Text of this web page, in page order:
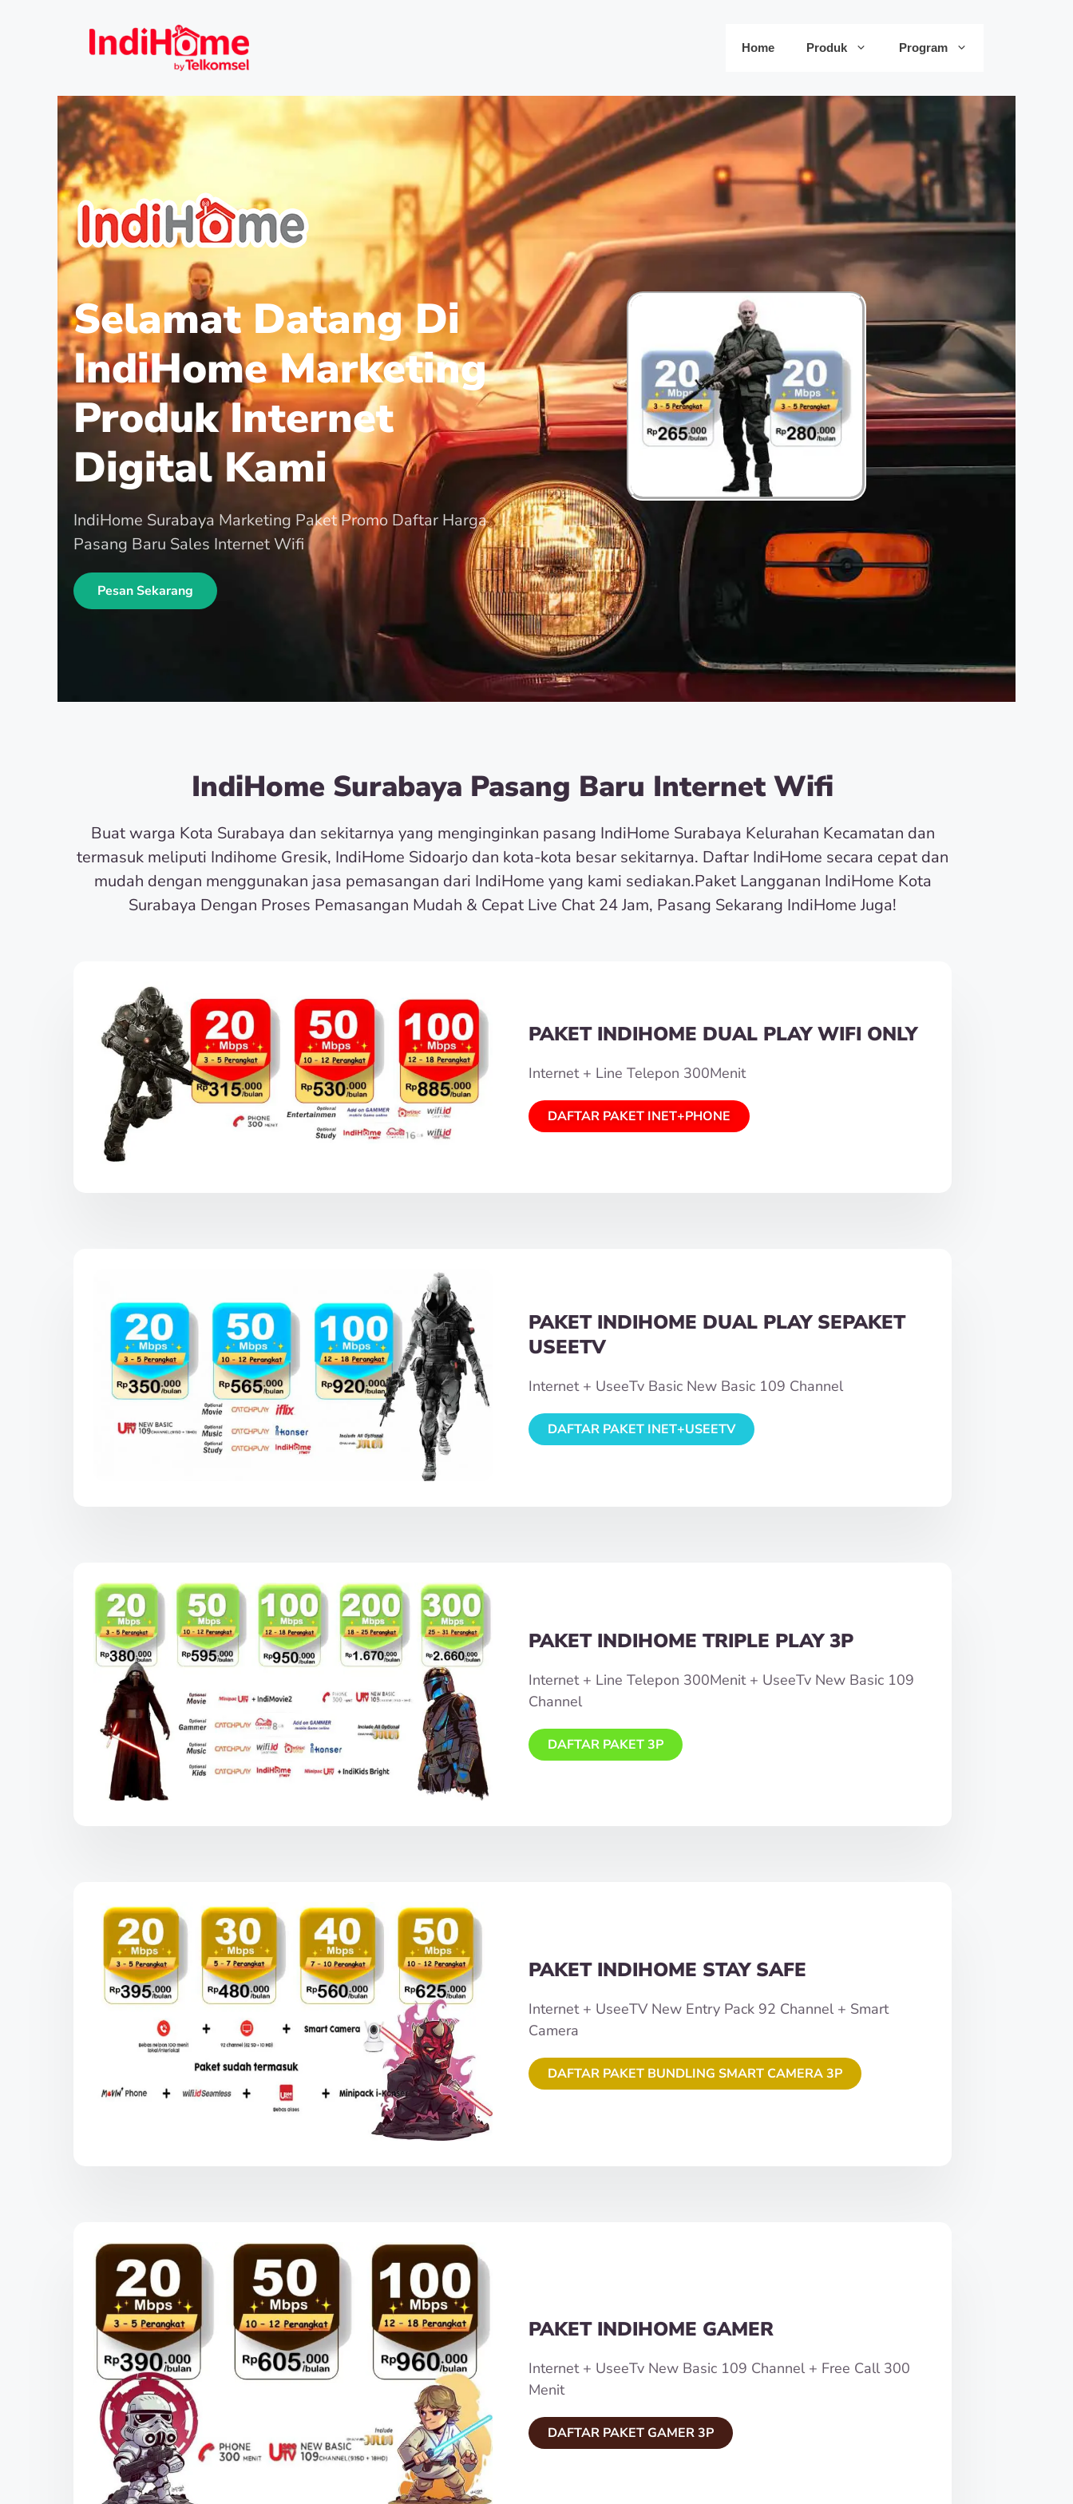
Home Produk Program
Selamat Datang Di
IndiHome Marketing
Produk Internet
Digital Kami
IndiHome Surabaya Marketing Paket Promo Daftar Harga
Pasang Baru Sales Internet Wifi
Pesan Sekarang
IndiHome Surabaya Pasang Baru Internet Wifi
Buat warga Kota Surabaya dan sekitarnya yang menginginkan pasang IndiHome Surabaya Kelurahan Kecamatan dan
termasuk meliputi Indihome Gresik, IndiHome Sidoarjo dan kota-kota besar sekitarnya. Daftar IndiHome secara cepat dan
mudah dengan menggunakan jasa pemasangan dari IndiHome yang kami sediakan.Paket Langganan IndiHome Kota
Surabaya Dengan Proses Pemasangan Mudah & Cepat Live Chat 24 Jam, Pasang Sekarang IndiHome Juga!
PAKET INDIHOME DUAL PLAY WIFI ONLY
Internet + Line Telepon 300Menit
DAFTAR PAKET INET+PHONE
PAKET INDIHOME DUAL PLAY SEPAKET
USEETV
Internet + UseeTv Basic New Basic 109 Channel
DAFTAR PAKET INET+USEETV
PAKET INDIHOME TRIPLE PLAY 3P
Internet + Line Telepon 300Menit + UseeTv New Basic 109
Channel
DAFTAR PAKET 3P
PAKET INDIHOME STAY SAFE
Internet + UseeTV New Entry Pack 92 Channel + Smart
Camera
DAFTAR PAKET BUNDLING SMART CAMERA 3P
PAKET INDIHOME GAMER
Internet + UseeTv New Basic 109 Channel + Free Call 300
Menit
DAFTAR PAKET GAMER 3P